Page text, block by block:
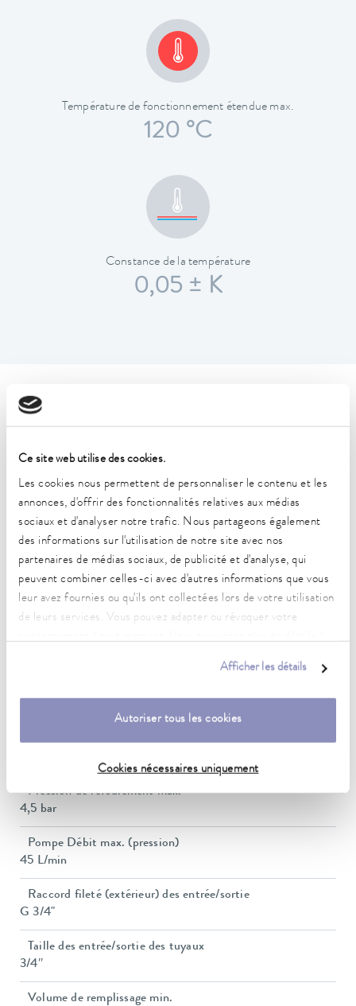
Ce site web utilise des cookies.
Les cookies nous permettent de personnaliser le contenu et les
annonces, d'offrir des fonctionnalités relatives aux médias
sociaux et d'analyser notre trafic. Nous partageons également
des informations sur l'utilisation de notre site avec nos
partenaires de médias sociaux, de publicité et d'analyse, qui
peuvent combiner celles-ci avec d'autres informations que vous
leur avez fournies ou qu'ils ont collectées lors de votre utilisation
de leurs services. Vous pouvez adapter ou révoquer votre
Afficher les détails
Autoriser tous les cookies
Cookies nécessaires uniquement
Température de fonctionnement étendue max.
120 °C
Constance de la température
0,05 ± K
Caractéristiques techniques
(selon DIN 12876)
Plage de température de fonctionnement
-32 ... 120 °C
Plage de température ambiante
Constance de la température
0,05 ± K
Consommation de courant
Pression de refoulement max.
4,5 bar
Pompe Débit max. (pression)
45 L/min
Raccord fileté (extérieur) des entrée/sortie
G 3/4"
Taille des entrée/sortie des tuyaux
3/4″
Volume de remplissage min.